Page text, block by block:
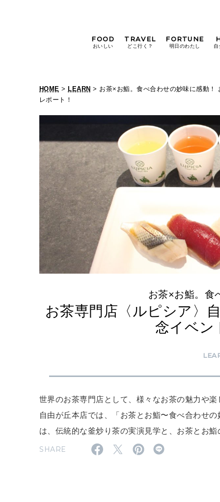
FOOD
おいしい
TRAVEL
どこ行く？
FORTUNE
明日のわたし
タロットメッセージ
[算命学] 星読みハナコの月巡り
自
#手土産 #シュークリーム #パン
HOME > LEARN > お茶×お鮨。食べ合わせの妙味に感動！
レポート！
お茶×お鮨。食
お茶専門店〈ルピシア〉
念イベン
世界のお茶専門店として、様々なお茶の魅力や
自由が丘本店では、「お茶とお鮨〜食べ合わせ
は、伝統的な釜炒り茶の実演見学と、お茶とお
SHARE